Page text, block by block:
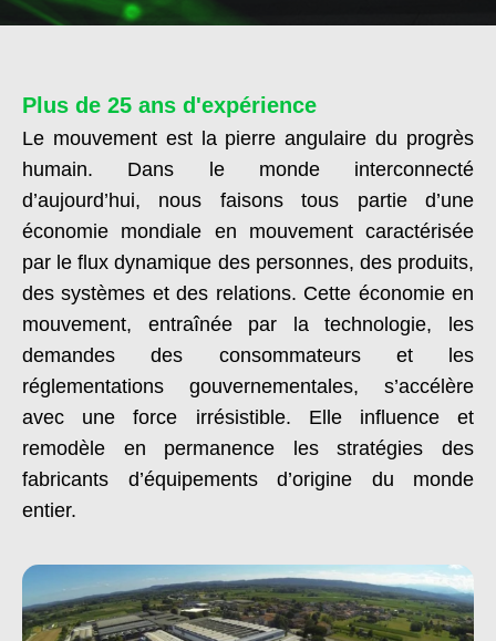
Plus de 25 ans d'expérience
Le mouvement est la pierre angulaire du progrès
humain.
Dans le monde interconnecté
d’aujourd’hui, nous faisons tous partie d’une
économie mondiale en mouvement caractérisée
par le flux dynamique des personnes, des produits,
des systèmes et des relations. Cette économie en
mouvement, entraînée
par la technologie, les
demandes des consommateurs et les
réglementations gouvernementales, s’accélère
avec une force irrésistible.
Elle influence et
remodèle en permanence les stratégies des
fabricants d’équipements d’origine du monde
entier.